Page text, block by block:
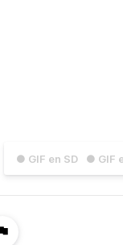
● GIF en SD ● GIF